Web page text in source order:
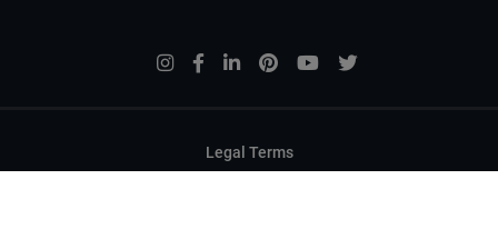
Legal Terms